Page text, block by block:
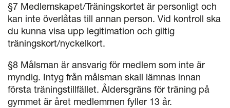
§7 Medlemskapet/Träningskortet är personligt och
kan inte överlåtas till annan person. Vid kontroll ska
du kunna visa upp legitimation och giltig
träningskort/nyckelkort.
§8 Målsman är ansvarig för medlem som inte är
myndig. Intyg från målsman skall lämnas innan
första träningstillfället. Åldersgräns för träning på
gymmet är året medlemmen fyller 13 år.